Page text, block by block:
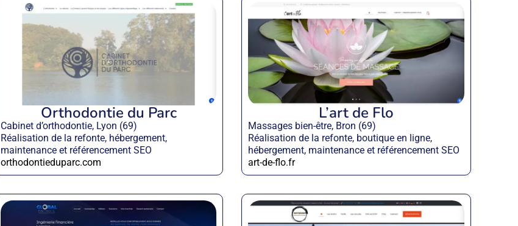
Orthodontie du Parc
Cabinet d’orthodontie, Lyon (69)
Réalisation de la refonte, hébergement,
maintenance et référencement SEO
orthodontieduparc.com
L’art de Flo
Massages bien-être, Bron (69)
Réalisation de la refonte, boutique en ligne,
hébergement, maintenance et référencement SEO
art-de-flo.fr